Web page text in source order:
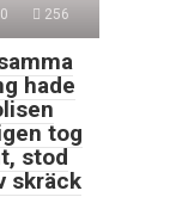
0 256
hade
tog
stod
skräck